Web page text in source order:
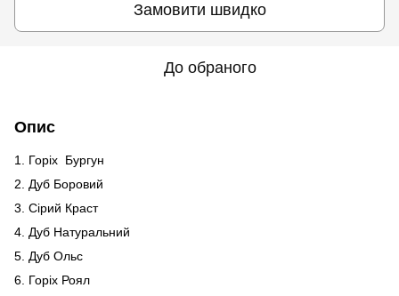
Замовити швидко
До обраного
Опис
1. Горіх Бургун
2. Дуб Боровий
3. Сірий Краст
4. Дуб Натуральний
5. Дуб Ольс
6. Горіх Роял